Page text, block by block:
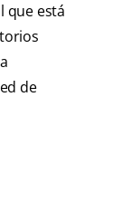
que está
de